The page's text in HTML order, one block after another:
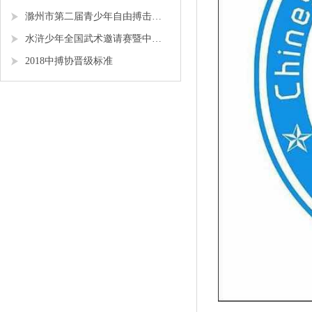
滁州市第二届青少年自由搏击全国邀请赛
水浒少年全国武术邀请赛暨中搏协青少年搏击锦标赛
2018中搏协晋级标准